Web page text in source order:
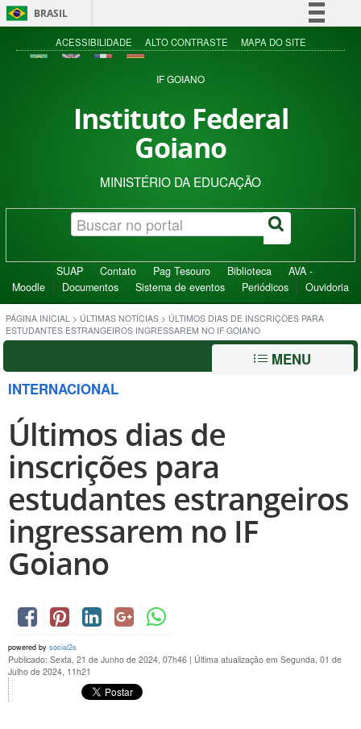
BRASIL
Simplifique!
Acesso à informação
ACESSIBILIDADE ALTO CONTRASTE MAPA DO SITE
IF GOIANO
Instituto Federal
Goiano
MINISTÉRIO DA EDUCAÇÃO
SUAP Contato Pag Tesouro Biblioteca
AVA -
Moodle
Documentos Sistema de eventos Periódicos Ouvidoria
PÁGINA INICIAL > ÚLTIMAS NOTÍCIAS > ÚLTIMOS DIAS DE INSCRIÇÕES PARA
ESTUDANTES ESTRANGEIROS INGRESSAREM NO IF GOIANO
MENU
INTERNACIONAL
Últimos dias de
inscrições para
estudantes estrangeiros
ingressarem no IF
Goiano
powered by social2s
Publicado: Sexta, 21 de Junho de 2024, 07h46 | Última atualização em Segunda, 01 de
Julho de 2024, 11h21